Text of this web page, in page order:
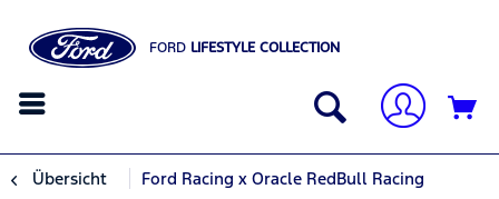
FORD LIFESTYLE COLLECTION
Übersicht Ford Racing x Oracle RedBull Racing